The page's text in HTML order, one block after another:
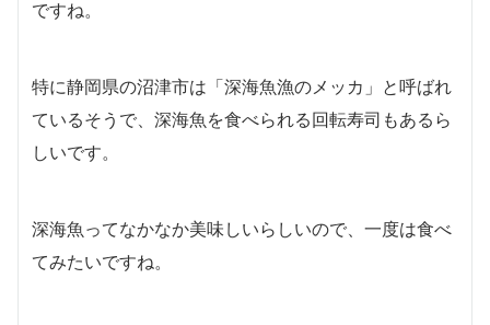
ですね。
特に静岡県の沼津市は「深海魚漁のメッカ」と呼ばれ
ているそうで、深海魚を食べられる回転寿司もあるら
しいです。
深海魚ってなかなか美味しいらしいので、一度は食べ
てみたいですね。